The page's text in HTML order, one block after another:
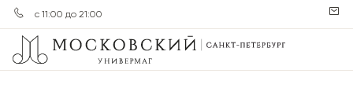
с 11:00 до 21:00